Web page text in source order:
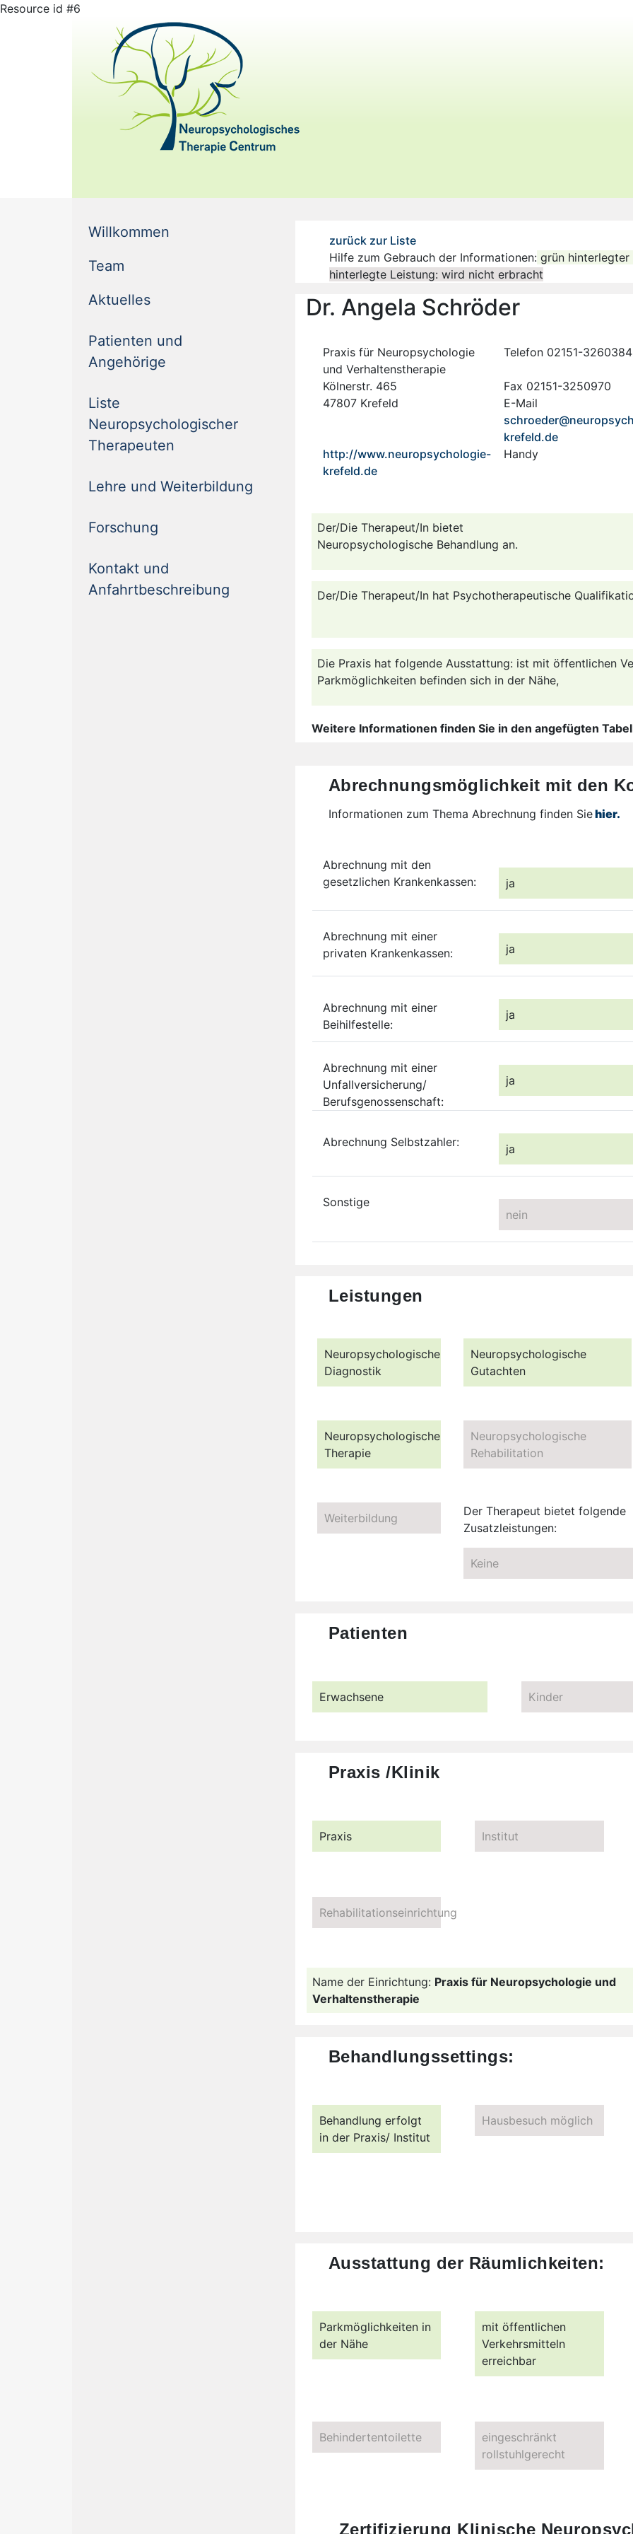
Resource id #6
Willkommen
Team
Aktuelles(current)
Patienten und
Angehörige
Liste
Neuropsychologischer
Therapeuten
Lehre und Weiterbildung
Forschung
Kontakt und
Anfahrtbeschreibung
zurück zur Liste
Hilfe zum Gebrauch der Informationen: grün
hinterlegte Leistung: wird nicht erbracht
Dr. Angela Schröder
Praxis für Neuropsychologie
und Verhaltenstherapie
Telefon 02151-3260384
Kölnerstr. 465
Fax 02151-3250970
47807 Krefeld
E-Mail
krefeld.de
http://www.neuropsychologie-
krefeld.de
Handy
Der/Die Therapeut/In bietet
Neuropsychologische Behandlung an.
Der/Die Therapeut/In hat Psychotherapeutische
Die Praxis hat folgende Ausstattung: ist mit öffentlichen
Parkmöglichkeiten befinden sich in der Nähe,
Weitere Informationen finden Sie in den angefügten
Abrechnungsmöglichkeit mit den
Informationen zum Thema Abrechnung finden Siehier.
Abrechnung mit den
gesetzlichen Krankenkassen:
ja
Abrechnung mit einer
privaten Krankenkassen:
ja
Abrechnung mit einer
Beihilfestelle:
ja
Abrechnung mit einer
Unfallversicherung/
Berufsgenossenschaft:
ja
Abrechnung Selbstzahler: ja
Sonstige
nein
Leistungen
Neuropsychologische
Diagnostik
Neuropsychologische
Gutachten
Neuropsychologische
Therapie
Neuropsychologische
Rehabilitation
Weiterbildung
Der Therapeut bietet folgende
Zusatzleistungen:
Keine
Patienten
Erwachsene Kinder
Praxis /Klinik
Praxis Institut
Rehabilitationseinrichtung
Name der Einrichtung: Praxis für Neuropsychologie und
Verhaltenstherapie
Behandlungssettings:
Behandlung erfolgt
in der Praxis/ Institut
Hausbesuch möglich
Ausstattung der Räumlichkeiten:
Parkmöglichkeiten in
der Nähe
mit öffentlichen
Verkehrsmitteln
erreichbar
Behindertentoilette
eingeschränkt
rollstuhlgerecht
Zertifizierung Klinische